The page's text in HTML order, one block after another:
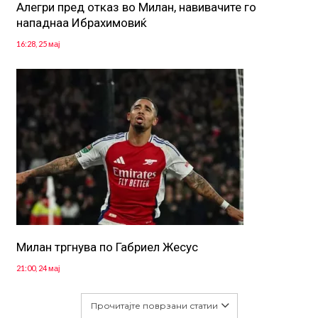
Алегри пред отказ во Милан, навивачите го
нападнаа Ибрахимовиќ
16:28, 25 мај
Милан тргнува по Габриел Жесус
21:00, 24 мај
Прочитајте поврзани статии